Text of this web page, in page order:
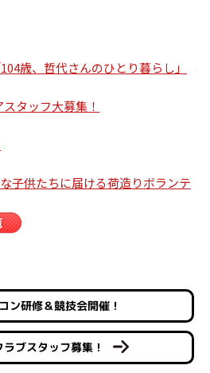
歳、哲代さんのひとり暮らし」
タッフ大募集！
子供たちに届ける荷造りボランテ
ン研修＆競技会開催！
ブスタッフ募集！